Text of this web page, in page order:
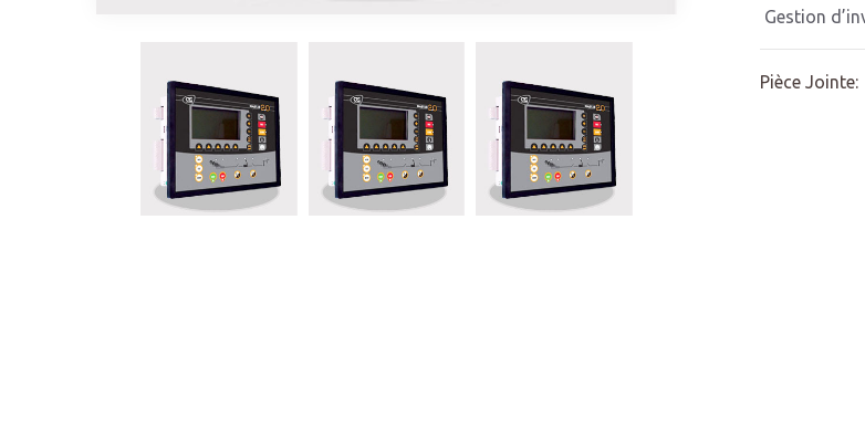
Gestion
Pièce Jointe: